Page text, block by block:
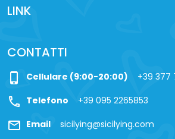
LINK
CONTATTI
phone_iphone Cellulare (9:00-20:00) +39 377
call Telefono +39 095 2265853
mail Email sicilying@sicilying.com